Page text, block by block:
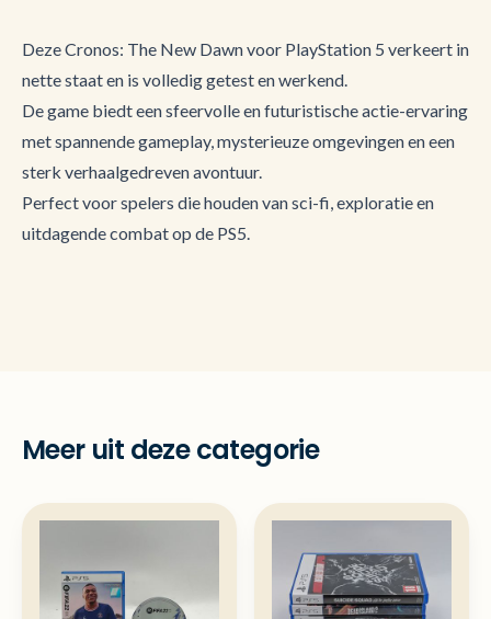
Deze Cronos: The New Dawn voor PlayStation 5 verkeert in
nette staat en is volledig getest en werkend.
De game biedt een sfeervolle en futuristische actie-ervaring
met spannende gameplay, mysterieuze omgevingen en een
sterk verhaalgedreven avontuur.
Perfect voor spelers die houden van sci-fi, exploratie en
uitdagende combat op de PS5.
Meer uit deze categorie